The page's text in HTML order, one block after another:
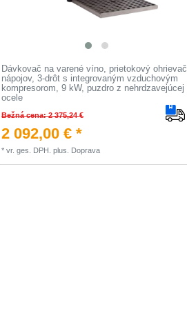
Dávkovač na varené víno, prietokový ohrievač
nápojov, 3-drôt s integrovaným vzduchovým
kompresorom, 9 kW, puzdro z nehrdzavejúcej
ocele
Bežná cena: 2 375,24 €
2 092,00 € *
*vr. ges. DPH. plus. Doprava